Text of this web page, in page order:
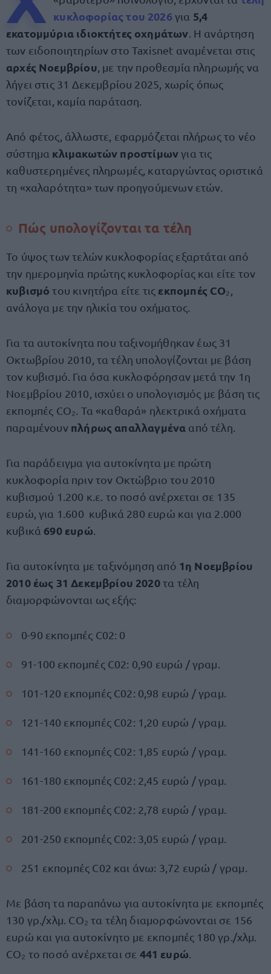
κυκλοφορίας του 2026για 5,4
εκατομμύρια ιδιοκτήτες οχημάτων . Η ανάρτηση
των ειδοποιητηρίων στο Taxisnet αναμένεται στις
αρχές Νοεμβρίου , με την προθεσμία πληρωμής να
λήγει στις 31 Δεκεμβρίου 2025, χωρίς όπως
τονίζεται, καμία παράταση.
Από φέτος, άλλωστε, εφαρμόζεται πλήρως το νέο
σύστημα κλιμακωτών προστίμωνγια τις
καθυστερημένες πληρωμές, καταργώντας οριστικά
τη «χαλαρότητα» των προηγούμενων ετών.
Πώς υπολογίζονται τα τέλη
Το ύψος των τελών κυκλοφορίας εξαρτάται από
την ημερομηνία πρώτης κυκλοφορίας και είτε τον
κυβισμότου κινητήρα είτε τις εκπομπές CO₂,
ανάλογα με την ηλικία του οχήματος.
Για τα αυτοκίνητα που ταξινομήθηκαν έως 31
Οκτωβρίου 2010, τα τέλη υπολογίζονται με βάση
τον κυβισμό. Για όσα κυκλοφόρησαν μετά την 1η
Νοεμβρίου 2010, ισχύει ο υπολογισμός με βάση τις
εκπομπές CO₂. Τα «καθαρά» ηλεκτρικά οχήματα
παραμένουν πλήρως απαλλαγμένα από τέλη.
Για παράδειγμα για αυτοκίνητα με πρώτη
κυκλοφορία πριν τον Οκτώβριο του 2010
κυβισμού 1.200 κ.ε. το ποσό ανέρχεται σε 135
ευρώ, για 1.600 κυβικά 280 ευρώ και για 2.000
κυβικά 690 ευρώ
Για αυτοκίνητα με ταξινόμηση από 1η Νοεμβρίου
2010 έως 31 Δεκεμβρίου 2020τα τέλη
διαμορφώνονται ως εξής:
0-90 εκπομπές C02: 0
91-100 εκπομπές C02: 0,90 ευρώ / γραμ.
101-120 εκπομπές C02: 0,98 ευρώ / γραμ.
121-140 εκπομπές C02: 1,20 ευρώ / γραμ.
141-160 εκπομπές C02: 1,85 ευρώ / γραμ.
161-180 εκπομπές C02: 2,45 ευρώ / γραμ.
181-200 εκπομπές C02: 2,78 ευρώ / γραμ.
201-250 εκπομπές C02: 3,05 ευρώ / γραμ.
251 εκπομπές C02 και άνω: 3,72 ευρώ / γραμ.
Με βάση τα παραπάνω για αυτοκίνητα με εκπομπές
130 γρ./χλμ. CO₂ τα τέλη διαμορφώνονται σε 156
ευρώ και για αυτοκίνητο με εκπομπές 180 γρ./χλμ.
CO₂ το ποσό ανέρχεται σε 441 ευρώ